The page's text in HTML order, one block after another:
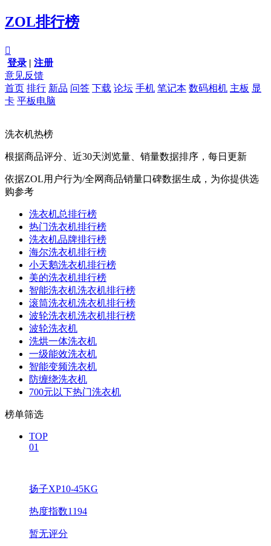
ZOL排行榜

登录 | 注册
意见反馈
首页 排行 新品 问答 下载 论坛 手机 笔记本 数码相机 主板 显
卡 平板电脑
洗衣机热榜
根据商品评分、近30天浏览量、销量数据排序，每日更新
依据ZOL用户行为/全网商品销量口碑数据生成，为你提供选
购参考
洗衣机总排行榜
热门洗衣机排行榜
洗衣机品牌排行榜
海尔洗衣机排行榜
小天鹅洗衣机排行榜
美的洗衣机排行榜
智能洗衣机洗衣机排行榜
滚筒洗衣机洗衣机排行榜
波轮洗衣机洗衣机排行榜
波轮洗衣机
洗烘一体洗衣机
一级能效洗衣机
智能变频洗衣机
防缠绕洗衣机
700元以下热门洗衣机
榜单筛选
TOP
01
扬子XP10-45KG
热度指数1194
暂无评分